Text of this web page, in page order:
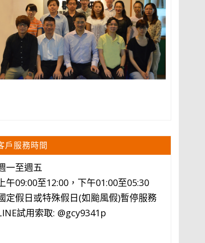
戶服務時間
一至週五
午09:00至12:00，下午01:00至05:30
定假日或特殊假日(如颱風假)暫停服務
試用索取: @gcy9341p